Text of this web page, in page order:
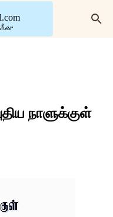
நாளுக்குள்